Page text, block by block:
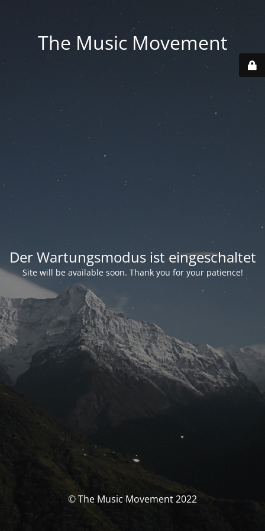
The Music Movement
Der Wartungsmodus ist eingeschaltet
Site will be available soon. Thank you for your patience!
© The Music Movement 2022